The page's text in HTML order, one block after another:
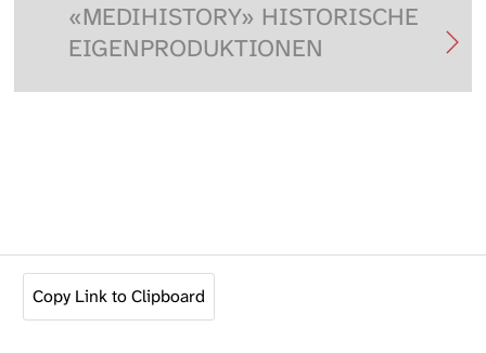
«MEDIHISTORY» HISTORISCHE
EIGENPRODUKTIONEN
Copy Link to Clipboard